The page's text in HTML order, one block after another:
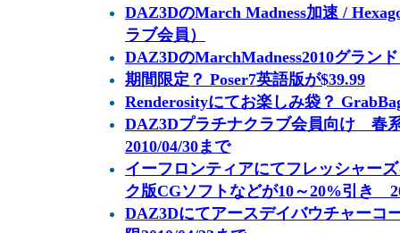
DAZ3DのMarch Madness加速 /
ラブ会員）
DAZ3DのMarchMadness2010グラン
期間限定？ Poser7英語版が$39.99
Renderosityにてお楽しみ袋？
DAZ3Dプラチナクラブ会員向け 春
2010/04/30まで
イーフロンティアにてフレッシャー
ク版CGソフトなどが10～20%引き
DAZ3Dにてアースデイバウチャー